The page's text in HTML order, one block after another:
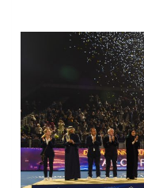
تنافس قوي بين كبرى الإسطبلات في ثاني أسابيع موسم سباقات الرياض
كأس العالم للرياضات الإلكترونية شاهد على ريادة المملكة والنهضة الشاملة فيها
المنتخب السعودي ينافس (64) دولة في أولمبياد الفلك والفيزياء الفلكية الدولي بالهند